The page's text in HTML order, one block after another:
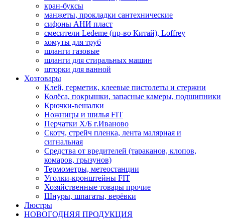
кран-буксы
манжеты, прокладки сантехнические
сифоны АНИ пласт
смесители Ledeme (пр-во Китай), Loffrey
хомуты для труб
шланги газовые
шланги для стиральных машин
шторки для ванной
Хозтовары
Клей, герметик, клеевые пистолеты и стержни
Колёса, покрышки, запасные камеры, подшипники
Крючки-вешалки
Ножницы и шилья FIT
Перчатки Х/Б г.Иваново
Скотч, стрейч пленка, лента малярная и
сигнальная
Средства от вредителей (тараканов, клопов,
комаров, грызунов)
Термометры, метеостанции
Уголки-кронштейны FIT
Хозяйственные товары прочие
Шнуры, шпагаты, верёвки
Люстры
НОВОГОДНЯЯ ПРОДУКЦИЯ